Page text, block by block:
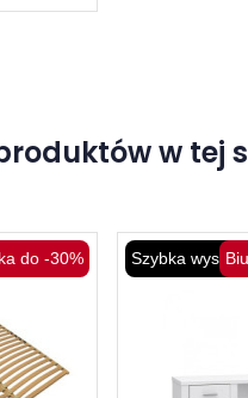
w tej
do -30% Szybka wysyłka